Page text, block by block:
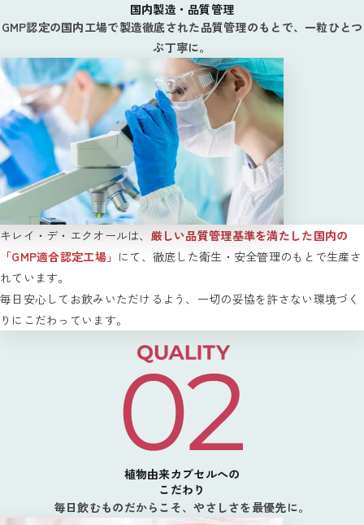
国内製造・品質管理
GMP認定の国内工場で製造徹底された品質管理のもとで、一粒ひとつ
ぶ丁寧に。
キレイ・デ・エクオールは、 厳しい品質管理基準を満たした国内の
「GMP適合認定工場」 にて、徹底した衛生・安全管理のもとで生産さ
れています。
毎日安心してお飲みいただけるよう、一切の妥協を許さない環境づく
りにこだわっています。
植物由来カプセルへの
こだわり
毎日飲むものだからこそ、やさしさを最優先に。